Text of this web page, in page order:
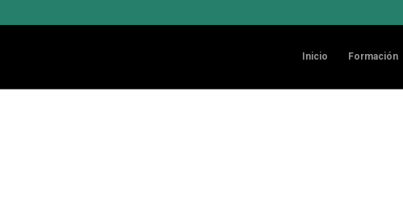
terceros para mejorar nuestros servicios. Si continúa navegando, consideramos
Inicio Formación